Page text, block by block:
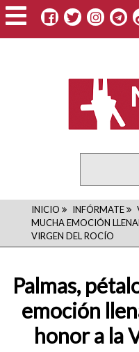
Pasar
al
contenido
INICIO INFÓRMATE
MUCHA EMOCIÓN
VIRGEN DEL ROCÍO
Palmas,
emoción
honor a la